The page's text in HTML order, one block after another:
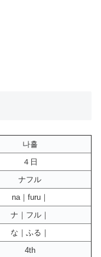
나흘
４日
ナフル
na｜furu｜
ナ｜フル｜
な｜ふる｜
4th